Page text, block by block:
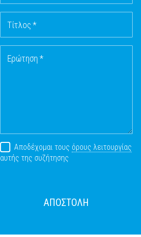
Τίτλος *
Ερώτηση *
Αποδέχομαι τους όρους λειτουργίας
αυτής της συζήτησης
ΑΠΟΣΤΟΛΗ